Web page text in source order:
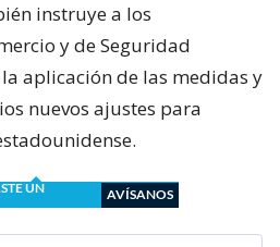
instruye a los
y de Seguridad
aplicación de las medidas y
nuevos ajustes para
UN
AVÍSANOS